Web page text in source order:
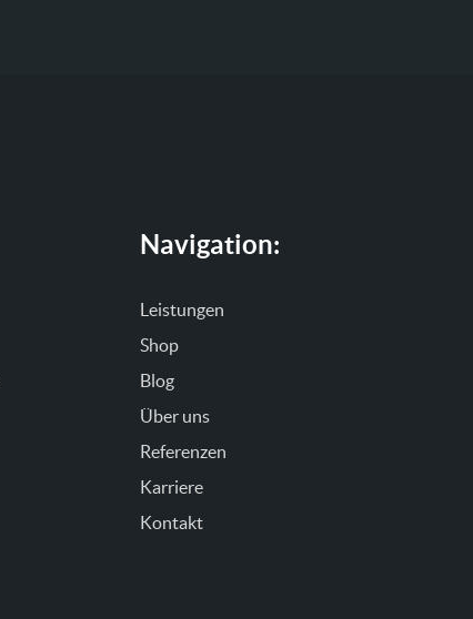
Navigation:
Leistungen
Shop
Blog
Über uns
Referenzen
Karriere
Kontakt